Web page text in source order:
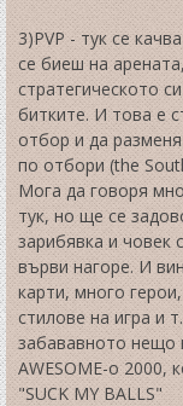
3)PVP- тук се
се биеш на
стратегическото
битките. И това е
отбор и да
по отбори (the
Мога да говоря
тук, но ще се
зарибявка и човек
върви нагоре. И
карти, много
стилове на игра и
забававното нещо
AWESOME-o 2000,
"SUCK MY BALLS"